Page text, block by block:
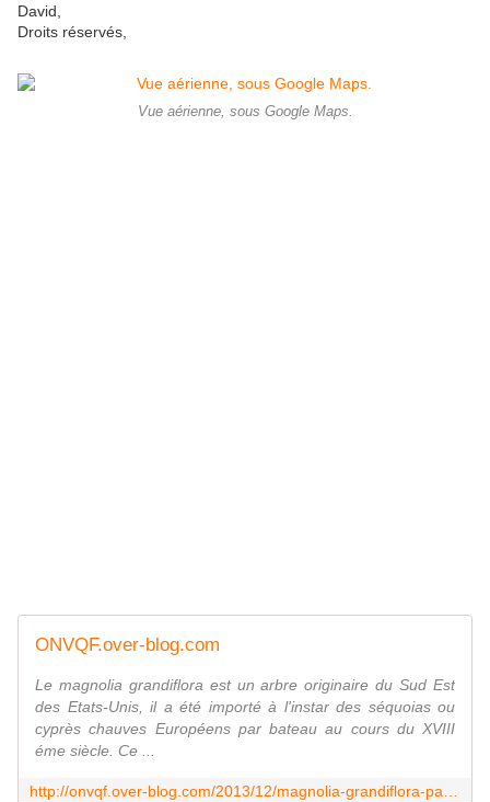
David,
Droits réservés,
Vue aérienne, sous Google Maps.
ONVQF.over-blog.com
Le magnolia grandiflora est un arbre originaire du Sud Est
des Etats-Unis, il a été importé à l'instar des séquoias ou
cyprès chauves Européens par bateau au cours du XVIII
éme siècle. Ce ...